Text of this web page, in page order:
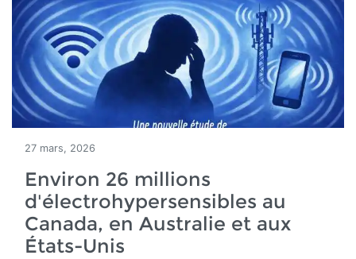
27 mars, 2026
Environ 26 millions
d'électrohypersensibles au
Canada, en Australie et aux
États-Unis